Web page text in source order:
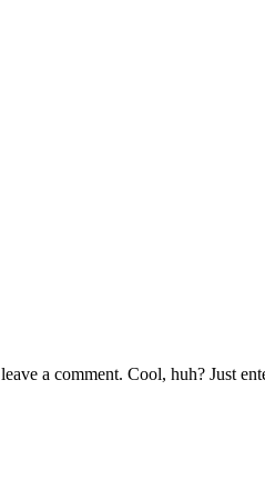
a comment. Cool, huh? Just